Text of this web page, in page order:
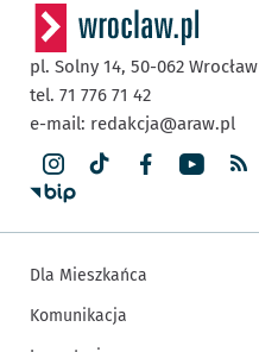
pl. Solny 14, 50-062 Wrocław
tel. 71 776 71 42
e-mail: redakcja@araw.pl
Dla Mieszkańca
Komunikacja